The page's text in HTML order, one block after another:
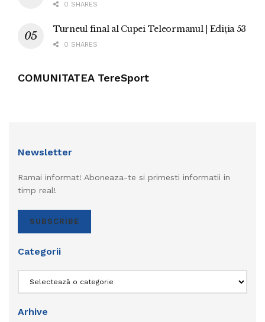
0 SHARES
Turneul final al Cupei Teleormanul | Ediția 53
0 SHARES
COMUNITATEA TereSport
Newsletter
Ramai informat! Aboneaza-te si primesti informatii in
timp real!
SUBSCRIBE
Categorii
Arhive